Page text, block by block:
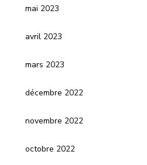
mai 2023
avril 2023
mars 2023
décembre 2022
novembre 2022
octobre 2022